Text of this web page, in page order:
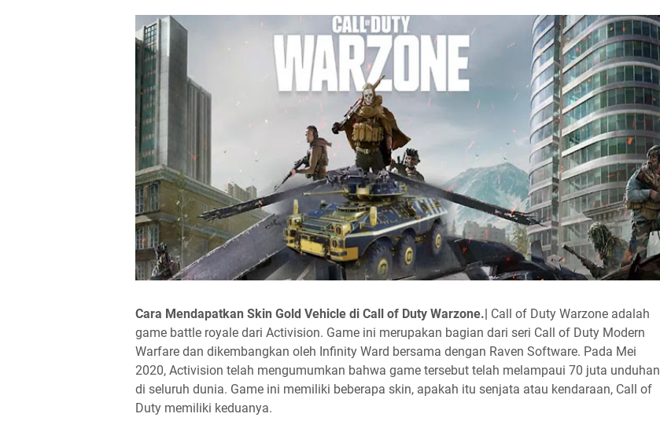
Cara Mendapatkan Skin Gold Vehicle di Call of Duty Warzone.| Call of Duty Warzone adalah
game battle royale dari Activision. Game ini merupakan bagian dari seri Call of Duty Modern
Warfare dan dikembangkan oleh Infinity Ward bersama dengan Raven Software. Pada Mei
2020, Activision telah mengumumkan bahwa game tersebut telah melampaui 70 juta unduhan
di seluruh dunia. Game ini memiliki beberapa skin, apakah itu senjata atau kendaraan, Call of
Duty memiliki keduanya.